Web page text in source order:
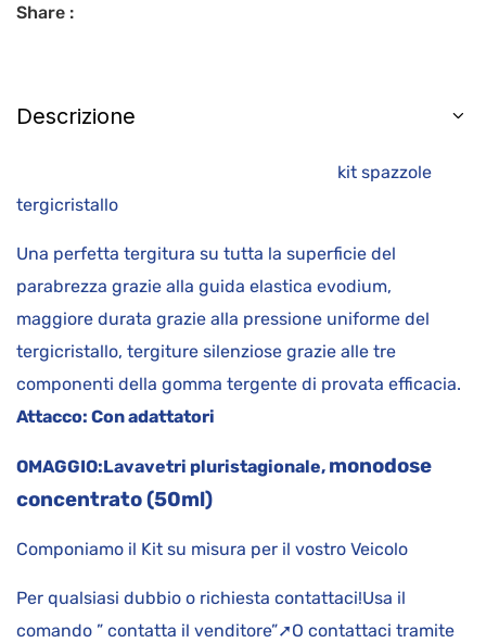
Share :
Descrizione
kit spazzole
tergicristallo
Una perfetta tergitura su tutta la superficie del
parabrezza grazie alla guida elastica evodium,
maggiore durata grazie alla pressione uniforme del
tergicristallo, tergiture silenziose grazie alle tre
componenti della gomma tergente di provata efficacia.
Attacco: Con adattatori
OMAGGIO:Lavavetri pluristagionale, monodose
concentrato (50ml)
Componiamo il Kit su misura per il vostro Veicolo
Per qualsiasi dubbio o richiesta contattaci!Usa il
comando ” contatta il venditore”➚O contattaci tramite